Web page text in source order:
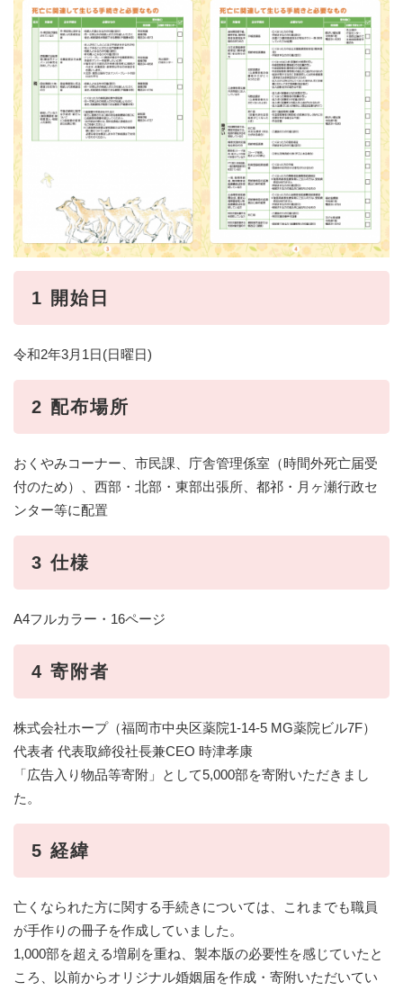
1 開始日
令和2年3月1日(日曜日)
2 配布場所
おくやみコーナー、市民課、庁舎管理係室（時間外死亡届受
付のため）、西部・北部・東部出張所、都祁・月ヶ瀬行政セ
ンター等に配置
3 仕様
A4フルカラー・16ページ
4 寄附者
株式会社ホープ（福岡市中央区薬院1-14-5 MG薬院ビル7F）
代表者 代表取締役社長兼CEO 時津孝康
「広告入り物品等寄附」として5,000部を寄附いただきまし
た。
5 経緯
亡くなられた方に関する手続きについては、これまでも職員
が手作りの冊子を作成していました。
1,000部を超える増刷を重ね、製本版の必要性を感じていたと
ころ、以前からオリジナル婚姻届を作成・寄附いただいてい